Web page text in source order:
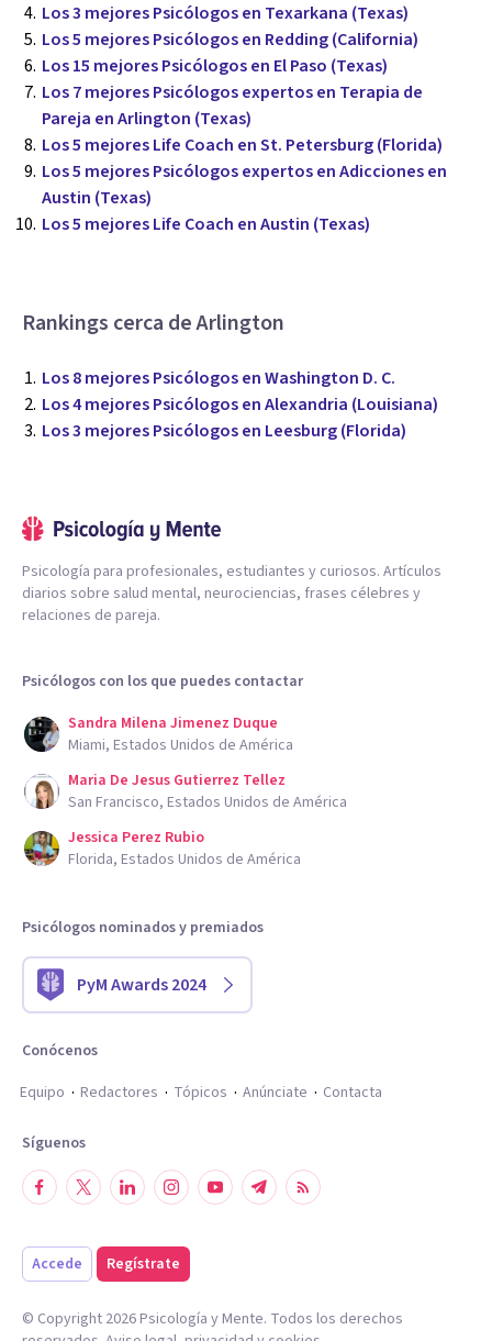
Los 3 mejores Psicólogos en Texarkana (Texas)
Los 5 mejores Psicólogos en Redding (California)
Los 15 mejores Psicólogos en El Paso (Texas)
Los 7 mejores Psicólogos expertos en Terapia de
Pareja en Arlington (Texas)
Los 5 mejores Life Coach en St. Petersburg (Florida)
Los 5 mejores Psicólogos expertos en Adicciones en
Austin (Texas)
Los 5 mejores Life Coach en Austin (Texas)
Rankings cerca de Arlington
Los 8 mejores Psicólogos en Washington D. C.
Los 4 mejores Psicólogos en Alexandria (Louisiana)
Los 3 mejores Psicólogos en Leesburg (Florida)
Psicología para profesionales, estudiantes y curiosos. Artículos
diarios sobre salud mental, neurociencias, frases célebres y
relaciones de pareja.
Psicólogos con los que puedes contactar
Sandra Milena Jimenez Duque
Miami, Estados Unidos de América
Maria De Jesus Gutierrez Tellez
San Francisco, Estados Unidos de América
Jessica Perez Rubio
Florida, Estados Unidos de América
Psicólogos nominados y premiados
PyM Awards 2024
Conócenos
Equipo
Redactores Tópicos Anúnciate Contacta
Síguenos
Accede Regístrate
© Copyright 2026Psicología y Mente. Todos los derechos